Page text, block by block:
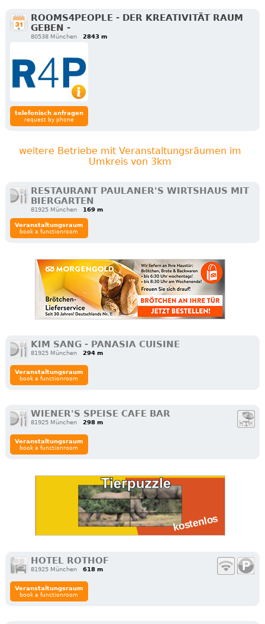
ROOMS4PEOPLE - DER KREATIVITÄT RAUM
GEBEN -
80538 München 2843 m
telefonisch anfragen
request by phone
weitere Betriebe mit Veranstaltungsräumen im
Umkreis von 3km
RESTAURANT PAULANER'S WIRTSHAUS MIT
BIERGARTEN
81925 München 169 m
Veranstaltungsraum
book a functionroom
KIM SANG - PANASIA CUISINE
81925 München 294 m
Veranstaltungsraum
book a functionroom
WIENER'S SPEISE CAFE BAR
81925 München 298 m
Veranstaltungsraum
book a functionroom
HOTEL ROTHOF
81925 München 618 m
Veranstaltungsraum
book a functionroom